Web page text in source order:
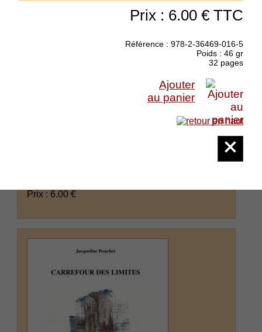
Lefeuvre Bénédicte : Oratorio pour les
Prix : 6.00 €
Prix : 6.00 € TTC
Référence : 978-2-36469-016-5
Poids : 46 gr
32 pages
Ajouter
au panier